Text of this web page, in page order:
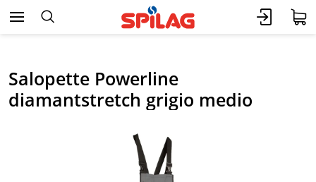
Salopette Powerline
diamantstretch grigio medio